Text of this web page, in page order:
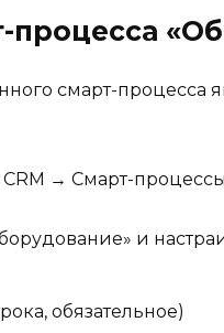
процесса
смарт-процесса
→ Смарт-
и
обязательное)